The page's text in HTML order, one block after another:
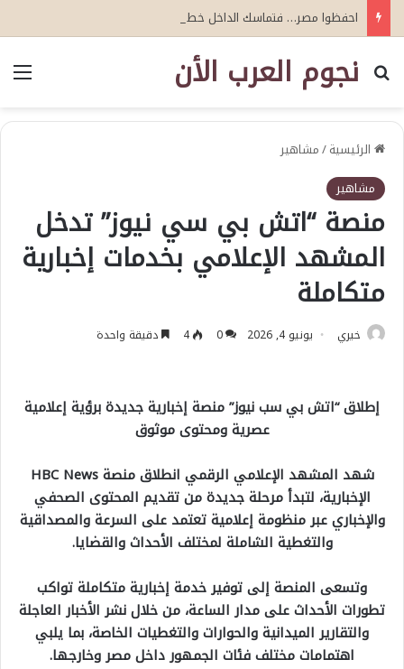
احفظوا مصر… فتماسك الداخل خط الدفاع الأول
نجوم العرب الأن
بحث عن
الرئيسية/مشاهير
مشاهير
منصة “اتش بي سي نيوز” تدخل
المشهد الإعلامي بخدمات إخبارية
متكاملة
خيري يونيو 4, 2026 0
4 دقيقة واحدة
إطلاق “اتش بي سب نيوز” منصة إخبارية جديدة برؤية إعلامية
عصرية ومحتوى موثوق
شهد المشهد الإعلامي الرقمي انطلاق منصة HBC News
الإخبارية، لتبدأ مرحلة جديدة من تقديم المحتوى الصحفي
والإخباري عبر منظومة إعلامية تعتمد على السرعة والمصداقية
والتغطية الشاملة لمختلف الأحداث والقضايا.
وتسعى المنصة إلى توفير خدمة إخبارية متكاملة تواكب
تطورات الأحداث على مدار الساعة، من خلال نشر الأخبار العاجلة
والتقارير الميدانية والحوارات والتغطيات الخاصة، بما يلبي
اهتمامات مختلف فئات الجمهور داخل مصر وخارجها.